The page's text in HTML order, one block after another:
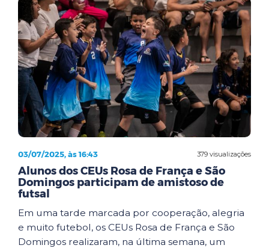
379 visualizações
03/07/2025, às 16:43
Alunos dos CEUs Rosa de França e São
Domingos participam de amistoso de
futsal
Em uma tarde marcada por cooperação, alegria
e muito futebol, os CEUs Rosa de França e São
Domingos realizaram, na última semana, um